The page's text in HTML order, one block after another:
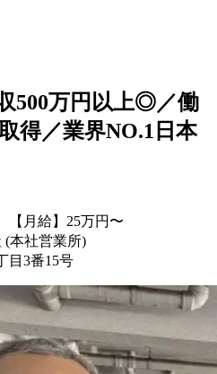
500万円以上◎／働
得／業界NO.1日本
【月給】25万円〜
(本社営業所)
目3番15号